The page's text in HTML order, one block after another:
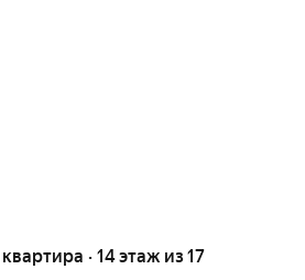
· 14 этаж из 17